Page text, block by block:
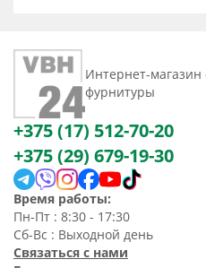
Интернет-
фурнитуры
+375 (17) 512-70-20
+375 (29) 679-19-30
Время работы:
Пн-Пт : 8:30 - 17:30
Сб-Вс : Выходной день
Связаться с нами